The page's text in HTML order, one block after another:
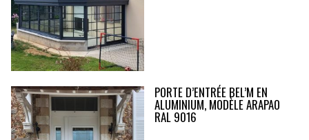
PORTE D’ENTRÉE BEL’M EN
ALUMINIUM, MODÈLE ARAPAO
RAL 9016